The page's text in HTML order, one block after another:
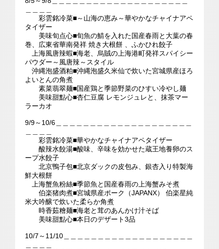
彩雲銘冷菜■～山海の恵み～華やかなチャイナアペ
タイザー
美味旬点心■旬魚の鯖を入れた国産春雨と大葉の春
巻、広東省華南発祥 焼き大根餅 、ふかひれ餃子
上海風唐辣蝦■海老、烏賊の上海港町発祥スパイシー
パウダー～風唐辣～スタイル
沖縄泡盛酒粕■沖縄泡盛久米仙で炊いた宮城県産ほろ
よいとんの角煮
素菜翡翠麺■国産鶏と季節野菜のひすい冷やし麺
美味甜點心■杏仁豆腐 レモンジュレと、抹茶マー
ラーカオ
9/9～10/6＿＿＿＿＿＿＿＿＿＿＿＿＿＿＿＿＿＿＿＿
彩雲銘冷菜■華やかなチャイナアペタイザー
酸辣水餃湯■酸味、辛味を効かせた蔵王地養卵のス
ープ水餃子
北京鴨子包■北京ダックの皮包み、銀杏入り特製海
鮮大根餅
上海蟹魚粉絲■季節魚と国産春雨の上海蟹みそ煮
伯楽猪肉煮■宮城県産ポーク（JAPANX） 伯楽星純
米大吟醸で炊いた柔らか角煮
時香茹糩麺■海老と茸のあんかけ汁そば
美味甜點心■本日のデザート3品
10/7～11/10＿＿＿＿＿＿＿＿＿＿＿＿＿＿＿＿＿＿＿